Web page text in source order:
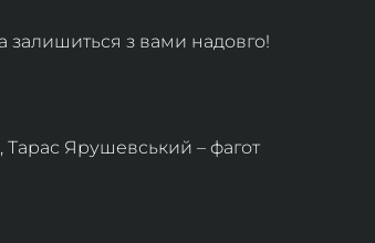
залишиться з вами надовго!
Тарас Ярушевський – фагот